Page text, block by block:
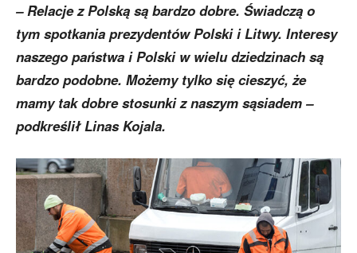
– Relacje z Polską są bardzo dobre. Świadczą o
tym spotkania prezydentów Polski i Litwy. Interesy
naszego państwa i Polski w wielu dziedzinach są
bardzo podobne. Możemy tylko się cieszyć, że
mamy tak dobre stosunki z naszym sąsiadem –
podkreślił Linas Kojala.